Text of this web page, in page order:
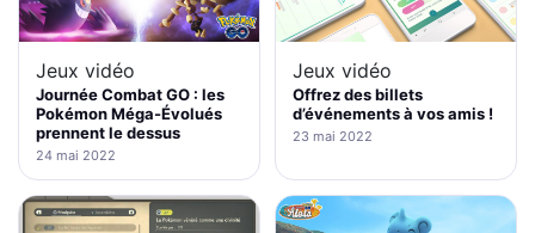
Jeux vidéo
Journée Combat GO : les
Pokémon Méga-Évolués
prennent le dessus
24 mai 2022
Jeux vidéo
Offrez des billets
d’événements à vos amis !
23 mai 2022